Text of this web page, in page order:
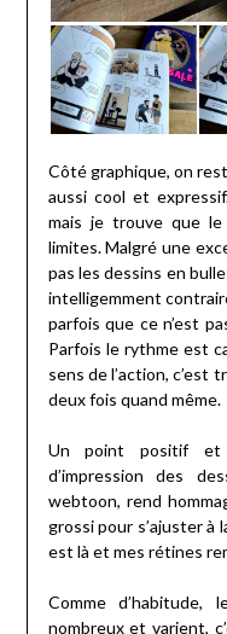
Côté graphique, on
aussi cool et
mais je trouve que le
limites. Malgré une
pas les dessins en
intelligemment
parfois que ce n’est
Parfois le rythme est
sens de l’action, c’est
deux fois quand même.
Un point positif et
d’impression des
webtoon, rend
grossi pour s’ajuster à
est là et mes rétines
Comme
nombreux et varient,